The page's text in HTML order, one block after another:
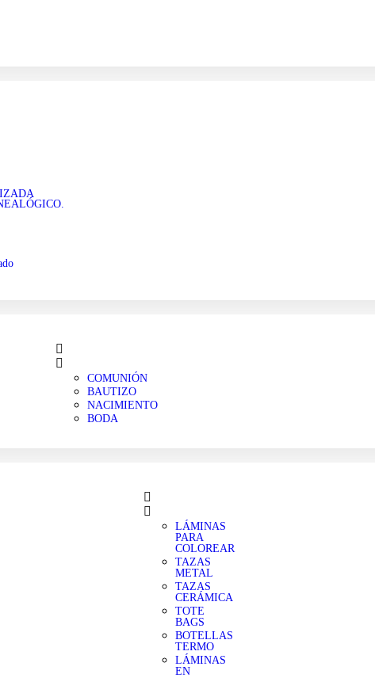
COMUNIÓN
BAUTIZO
NACIMIENTO
BODA
LÁMINAS
PARA
COLOREAR
TAZAS
METAL
TAZAS
CERÁMICA
TOTE
BAGS
BOTELLAS
TERMO
LÁMINAS
EN